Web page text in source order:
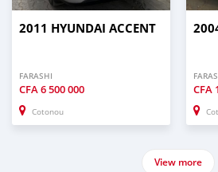
2011 HYUNDAI ACCENT
FARASHI
CFA6 500 000
Cotonou
CFA
View more